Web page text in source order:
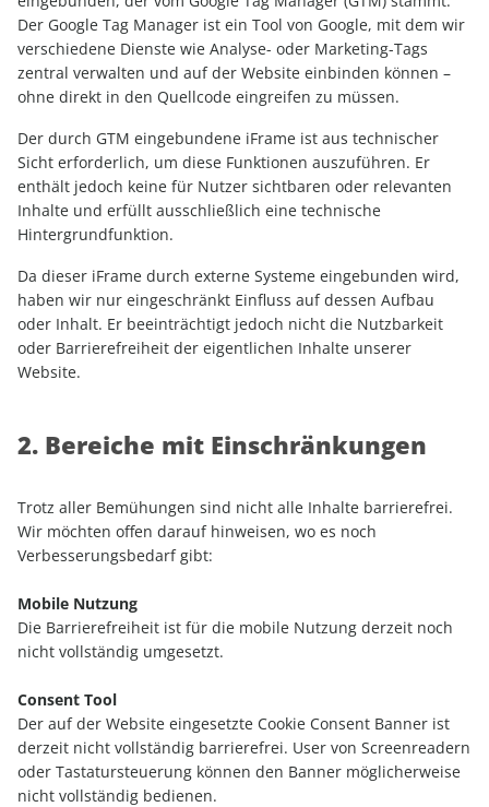
Der Google Tag Manager ist ein Tool von Google, mit dem wir
verschiedene Dienste wie Analyse- oder Marketing-Tags
zentral verwalten und auf der Website einbinden können –
ohne direkt in den Quellcode eingreifen zu müssen.
Der durch GTM eingebundene iFrame ist aus technischer
Sicht erforderlich, um diese Funktionen auszuführen. Er
enthält jedoch keine für Nutzer sichtbaren oder relevanten
Inhalte und erfüllt ausschließlich eine technische
Hintergrundfunktion.
Da dieser iFrame durch externe Systeme eingebunden wird,
haben wir nur eingeschränkt Einfluss auf dessen Aufbau
oder Inhalt. Er beeinträchtigt jedoch nicht die Nutzbarkeit
oder Barrierefreiheit der eigentlichen Inhalte unserer
Website.
2. Bereiche mit Einschränkungen
Trotz aller Bemühungen sind nicht alle Inhalte barrierefrei.
Wir möchten offen darauf hinweisen, wo es noch
Verbesserungsbedarf gibt:
Mobile Nutzung
Die Barrierefreiheit ist für die mobile Nutzung derzeit noch
nicht vollständig umgesetzt.
Consent Tool
Der auf der Website eingesetzte Cookie Consent Banner ist
derzeit nicht vollständig barrierefrei. User von Screenreadern
oder Tastatursteuerung können den Banner möglicherweise
nicht vollständig bedienen.